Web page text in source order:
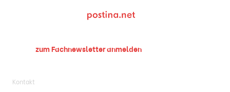
zum Fachnewsletteranmelden
Kontakt